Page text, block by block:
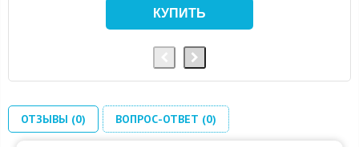
ОТЗЫВЫ (0) ВОПРОС-ОТВЕТ (0)